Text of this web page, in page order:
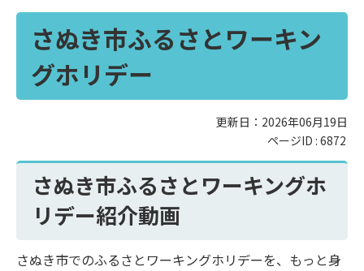
さぬき市ふるさとワーキン
グホリデー
更新日：2026年06月19日
ページID : 6872
さぬき市ふるさとワーキングホ
リデー紹介動画
さぬき市でのふるさとワーキングホリデーを、もっと身